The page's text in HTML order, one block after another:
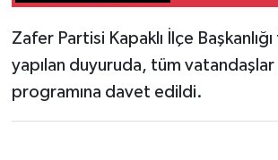
Zafer Partisi Kapaklı İlçe
yapılan duyuruda, tüm vatandaşlar
programına davet edildi.